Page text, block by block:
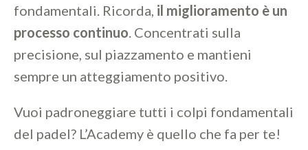
fondamentali. Ricorda, il miglioramento è un
processo continuo. Concentrati sulla
precisione, sul piazzamento e mantieni
sempre un atteggiamento positivo.
Vuoi padroneggiare tutti i colpi fondamentali
del padel? L’Academy è quello che fa per te!